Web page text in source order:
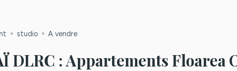
studio A vendre
DLRC : Appartements Floarea